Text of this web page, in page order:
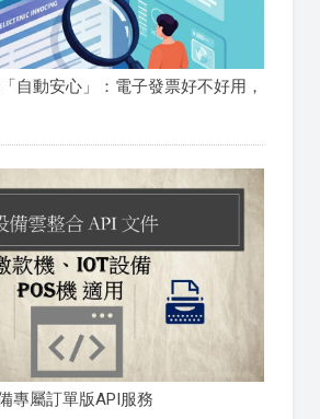
自動安心」：電子發票好不好用，
專屬訂單版API服務